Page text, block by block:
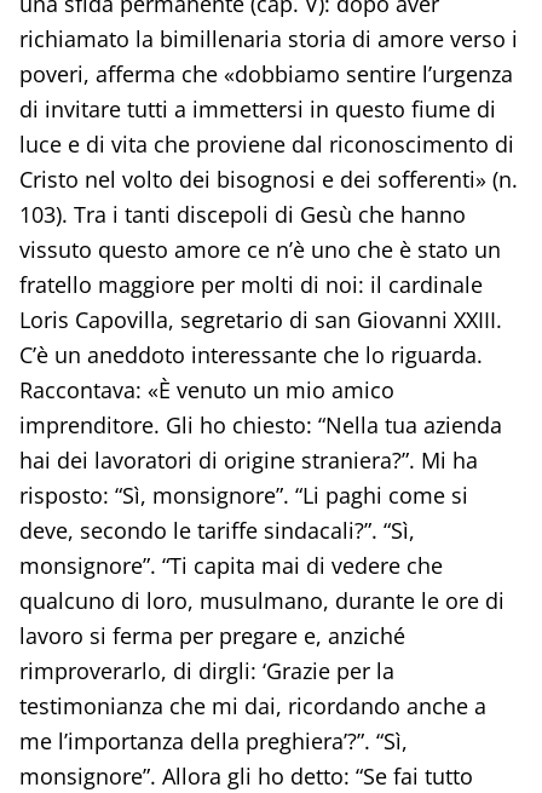
richiamato la bimillenaria storia di amore verso i
poveri, afferma che «dobbiamo sentire l’urgenza
di invitare tutti a immettersi in questo fiume di
luce e di vita che proviene dal riconoscimento di
Cristo nel volto dei bisognosi e dei sofferenti» (n.
103). Tra i tanti discepoli di Gesù che hanno
vissuto questo amore ce n’è uno che è stato un
fratello maggiore per molti di noi: il cardinale
Loris Capovilla, segretario di san Giovanni XXIII.
C’è un aneddoto interessante che lo riguarda.
Raccontava: «È venuto un mio amico
imprenditore. Gli ho chiesto: “Nella tua azienda
hai dei lavoratori di origine straniera?”. Mi ha
risposto: “Sì, monsignore”. “Li paghi come si
deve, secondo le tariffe sindacali?”. “Sì,
monsignore”. “Ti capita mai di vedere che
qualcuno di loro, musulmano, durante le ore di
lavoro si ferma per pregare e, anziché
rimproverarlo, di dirgli: ‘Grazie per la
testimonianza che mi dai, ricordando anche a
me l’importanza della preghiera’?”. “Sì,
monsignore”. Allora gli ho detto: “Se fai tutto